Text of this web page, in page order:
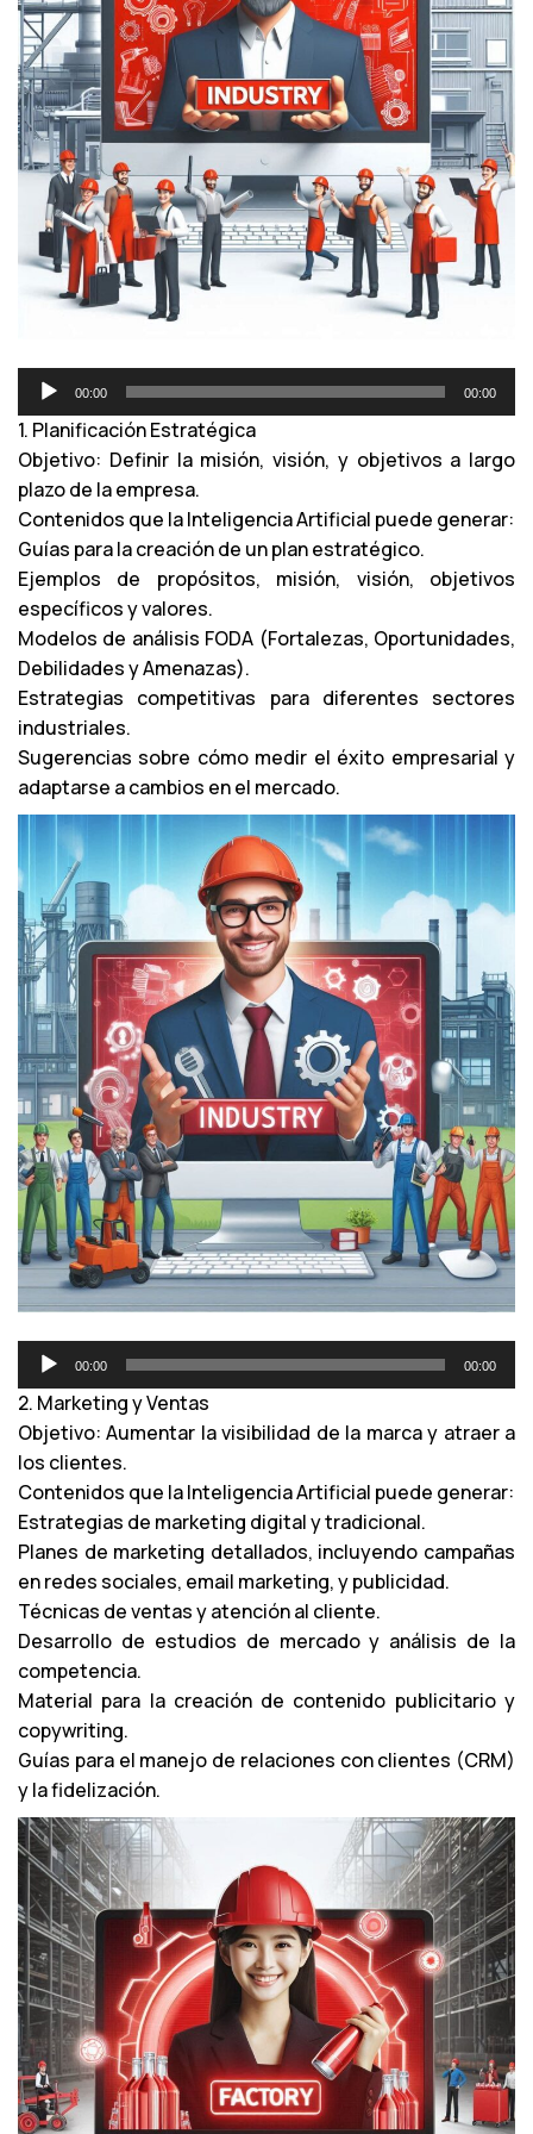
e
p
r
o
d
u
c
t
o
r
d
e
a
u
o
00:00 00:00
1. Planificación Estratégica
Objetivo: Definir la misión, visión, y objetivos a largo
plazo de la empresa.
Contenidos que la Inteligencia Artificial puede generar:
Guías para la creación de un plan estratégico.
Ejemplos de propósitos, misión, visión, objetivos
específicos y valores.
Modelos de análisis FODA (Fortalezas, Oportunidades,
Debilidades y Amenazas).
Estrategias competitivas para diferentes sectores
industriales.
Sugerencias sobre cómo medir el éxito empresarial y
adaptarse a cambios en el mercado.
e
p
r
o
d
u
c
t
o
r
d
e
a
u
d
o
00:00 00:00
2. Marketing y Ventas
Objetivo: Aumentar la visibilidad de la marca y atraer a
los clientes.
Contenidos que la Inteligencia Artificial puede generar:
Estrategias de marketing digital y tradicional.
Planes de marketing detallados, incluyendo campañas
en redes sociales, email marketing, y publicidad.
Técnicas de ventas y atención al cliente.
Desarrollo de estudios de mercado y análisis de la
competencia.
Material para la creación de contenido publicitario y
copywriting.
Guías para el manejo de relaciones con clientes (CRM)
y la fidelización.